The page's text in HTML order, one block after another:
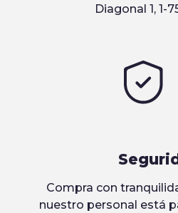
Diagonal 1, 1-
Compra con
nuestro personal está